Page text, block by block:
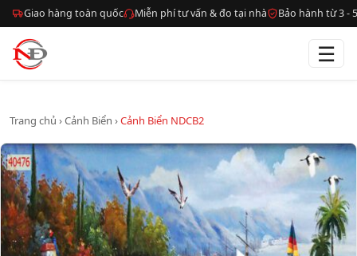
Giao hàng toàn quốc Miễn phí tư vấn & đo tại nhà Bảo hành từ 3 -
☰
Trang chủ ›Cảnh Biển ›Cảnh Biển NDCB2